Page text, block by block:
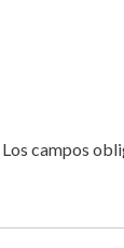
Los campos